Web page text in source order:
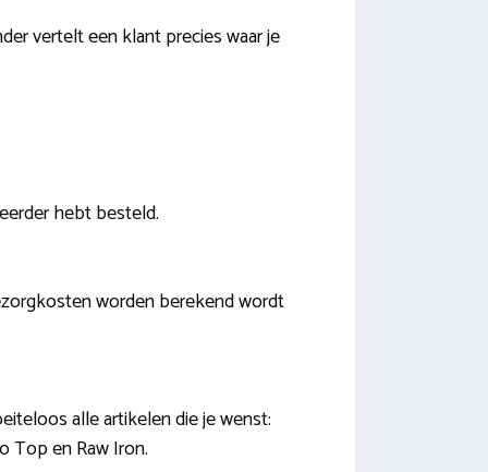
vertelt een klant precies waar je
hebt besteld.
worden berekend wordt
alle artikelen die je wenst:
Top en Raw Iron.